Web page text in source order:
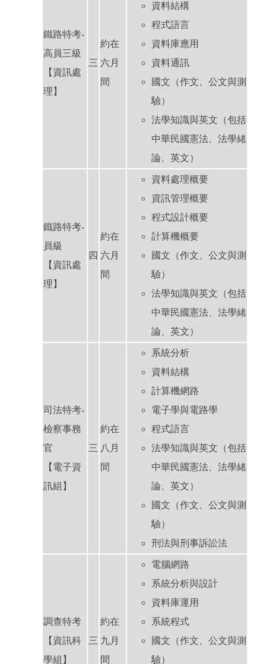
鐵路特考-
高員三級
【資訊處
理】
三
約在
六月
間
資料結構
程式語言
資料庫應用
資料通訊
國文（作文、公文與測
驗）
法學知識與英文（包括
中華民國憲法、法學緒
論、英文）
鐵路特考-
員級
【資訊處
理】
四
約在
六月
間
資料處理概要
資訊管理概要
程式設計概要
計算機概要
國文（作文、公文與測
驗）
法學知識與英文（包括
中華民國憲法、法學緒
論、英文）
司法特考-
檢察事務
官
【電子資
訊組】
三
約在
八月
間
系統分析
資料結構
計算機網路
電子學與電路學
程式語言
法學知識與英文（包括
中華民國憲法、法學緒
論、英文）
國文（作文、公文與測
驗）
刑法與刑事訴訟法
調查特考
【資訊科
學組】
三
約在
九月
間
電腦網路
系統分析與設計
資料庫運用
系統程式
國文（作文、公文與測
驗）